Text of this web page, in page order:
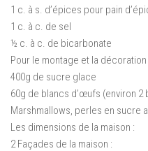
1 c. à s. d’épices pour pain
1 c. à c. de sel
½ c. à c. de bicarbonate
Pour le montage et la décoration
400g de sucre glace
60g de blancs d’œufs (environ 2
Marshmallows, perles en sucre
Les dimensions de la maison :
2 Façades de la maison :